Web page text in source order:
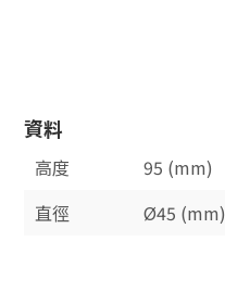
資料
高度
95 (mm)
直徑
Ø45 (mm)